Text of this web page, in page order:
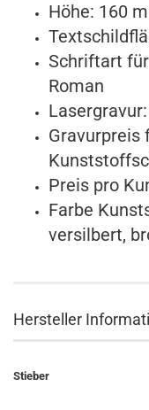
Höhe: 160
Schriftart
Roman
Gravurpreis
Preis pro
Farbe
versilbert,
Hersteller
Stieber